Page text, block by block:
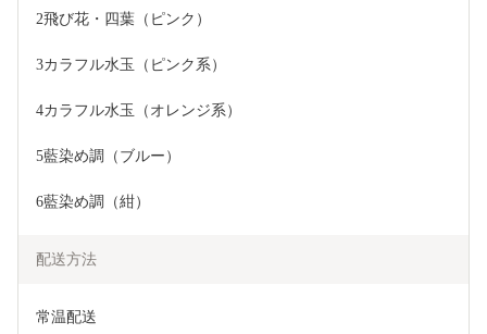
2飛び花・四葉（ピンク）
3カラフル水玉（ピンク系）
4カラフル水玉（オレンジ系）
5藍染め調（ブルー）
6藍染め調（紺）
配送方法
常温配送